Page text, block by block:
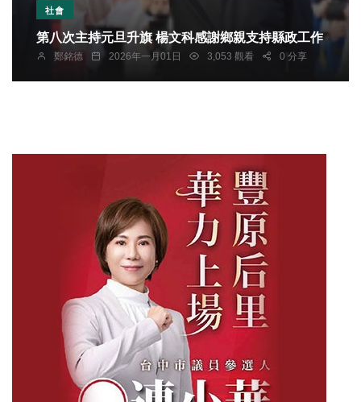
社會
第八次主持元旦升旗 楊文科感謝鄉親支持縣政工作
鄭銘德 2026年一月01日 3,053 觀看 0 分享